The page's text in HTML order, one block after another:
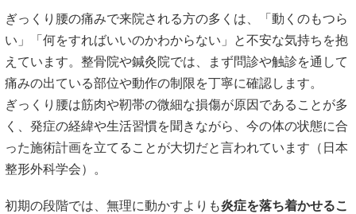
ぎっくり腰の痛みで来院される方の多くは、「動くのもつら
い」「何をすればいいのかわからない」と不安な気持ちを抱
えています。整骨院や鍼灸院では、まず問診や触診を通して
痛みの出ている部位や動作の制限を丁寧に確認します。
ぎっくり腰は筋肉や靭帯の微細な損傷が原因であることが多
く、発症の経緯や生活習慣を聞きながら、今の体の状態に合
った施術計画を立てることが大切だと言われています（ 日本
整形外科学会）。
初期の段階では、無理に動かすよりも炎症を落ち着かせるこ